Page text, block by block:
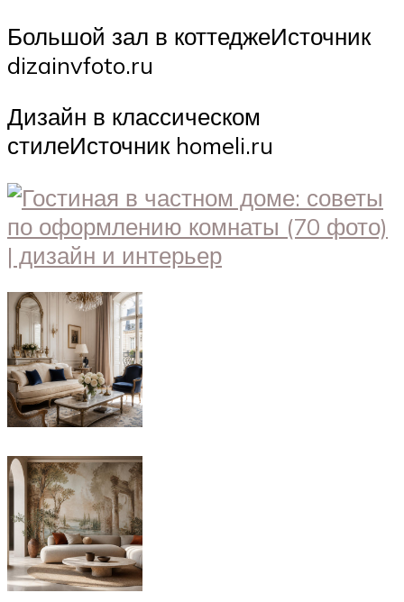
Большой зал в коттеджеИсточник
dizainvfoto.ru
Дизайн в классическом
стилеИсточник homeli.ru